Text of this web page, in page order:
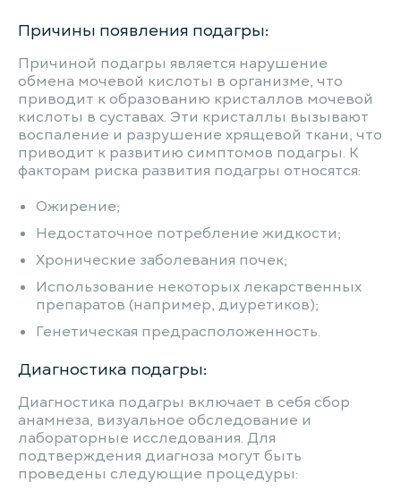
Причины появления подагры:
Причиной подагры является нарушение
обмена мочевой кислоты в организме, что
приводит к образованию кристаллов мочевой
кислоты в суставах. Эти кристаллы вызывают
воспаление и разрушение хрящевой ткани, что
приводит к развитию симптомов подагры. К
факторам риска развития подагры относятся:
Ожирение;
Недостаточное потребление жидкости;
Хронические заболевания почек;
Использование некоторых лекарственных
препаратов (например, диуретиков);
Генетическая предрасположенность.
Диагностика подагры:
Диагностика подагры включает в себя сбор
анамнеза, визуальное обследование и
лабораторные исследования. Для
подтверждения диагноза могут быть
проведены следующие процедуры: